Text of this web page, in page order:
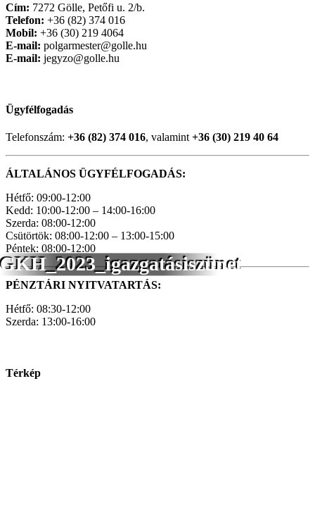
GKH_2023_igazgatásiszünet
Cím: 7272 Gölle, Petőfi u. 2/b.
Telefon: +36 (82) 374 016
Mobil: +36 (30) 219 4064
E-mail: polgarmester@golle.hu
E-mail: jegyzo@golle.hu
Ügyfélfogadás
Telefonszám: +36 (82) 374 016, valamint +36 (30) 219 40 64
ÁLTALÁNOS ÜGYFÉLFOGADÁS:
Hétfő: 09:00-12:00
Kedd: 10:00-12:00 – 14:00-16:00
Szerda: 08:00-12:00
Csütörtök: 08:00-12:00 – 13:00-15:00
Péntek: 08:00-12:00
PÉNZTÁRI NYITVATARTÁS:
Hétfő: 08:30-12:00
Szerda: 13:00-16:00
Térkép